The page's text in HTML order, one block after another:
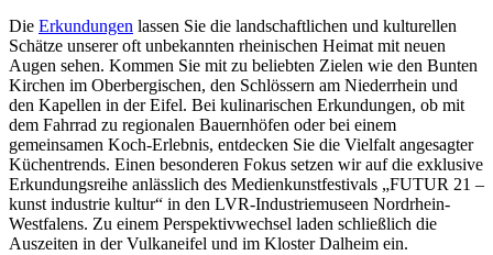
Die Erkundungen lassen Sie die landschaftlichen und kulturellen
Schätze unserer oft unbekannten rheinischen Heimat mit neuen
Augen sehen. Kommen Sie mit zu beliebten Zielen wie den Bunten
Kirchen im Oberbergischen, den Schlössern am Niederrhein und
den Kapellen in der Eifel. Bei kulinarischen Erkundungen, ob mit
dem Fahrrad zu regionalen Bauernhöfen oder bei einem
gemeinsamen Koch-Erlebnis, entdecken Sie die Vielfalt angesagter
Küchentrends. Einen besonderen Fokus setzen wir auf die exklusive
Erkundungsreihe anlässlich des Medienkunstfestivals „FUTUR 21 –
kunst industrie kultur“ in den LVR-Industriemuseen Nordrhein-
Westfalens. Zu einem Perspektivwechsel laden schließlich die
Auszeiten in der Vulkaneifel und im Kloster Dalheim ein.